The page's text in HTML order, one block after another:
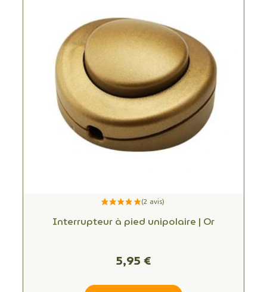
Interrupteur à pied unipolaire | Or
5,95 €